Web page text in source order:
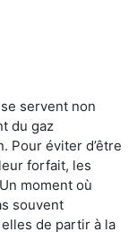
servent non
du gaz
Pour éviter d’être
forfait, les
moment où
souvent
de partir à la